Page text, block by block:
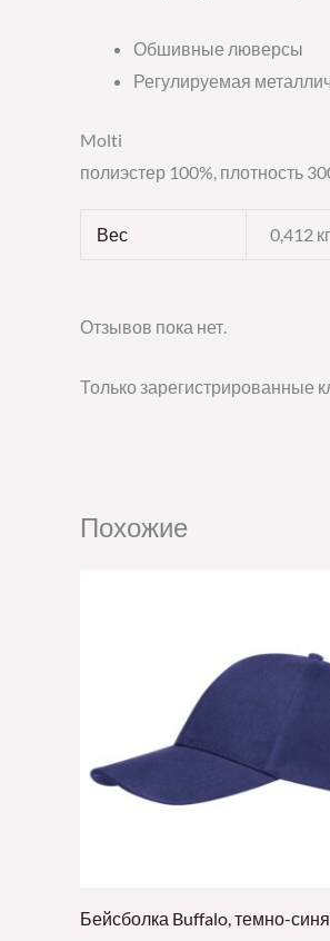
Обшивные люверсы
Регулируемая
Molti
полиэстер 100%, плотность
Вес 0,412 кг
Отзывов пока нет.
Только зарегистрированные
Похожие
Бейсболка Buffalo, темно-